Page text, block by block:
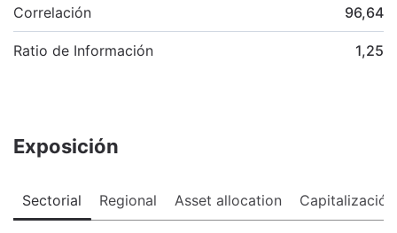
Correlación 96,64
Ratio de Información 1,25
Exposición
Sectorial Regional Asset allocation Capitalización